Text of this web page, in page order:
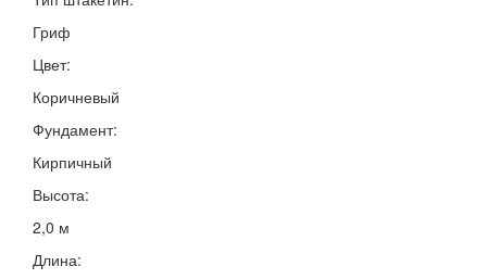
Гриф
Цвет:
Коричневый
Фундамент:
Кирпичный
Высота:
2,0 м
Длина: